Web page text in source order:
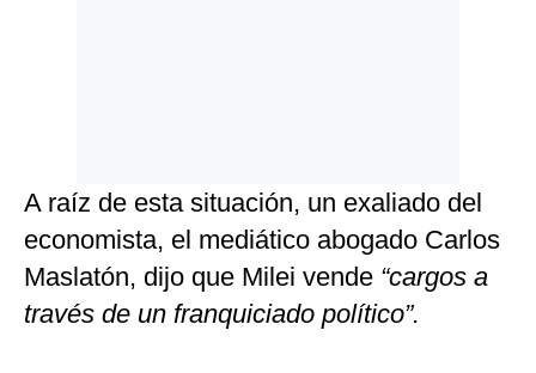
A raíz de esta situación, un exaliado del
economista, el mediático abogado Carlos
Maslatón, dijo que Milei vende “cargos a
través de un franquiciado político”.